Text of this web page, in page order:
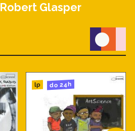
Robert Glasper
lp do 24h